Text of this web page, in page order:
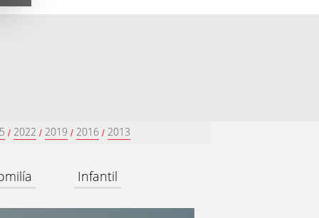
/ 2022 / 2019 / 2016 / 2013
Infantil